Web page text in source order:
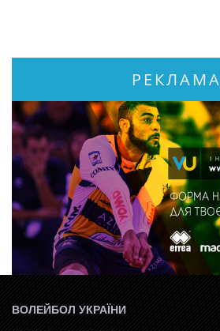
РЕКЛАМА
ВОЛЕЙБОЛ УКРАЇНИ